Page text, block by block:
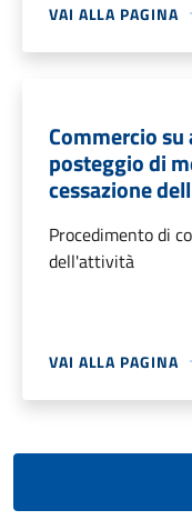
VAI ALLA PAGINA
Commercio
posteggio di
cessazione
Procedimento di
dell'attività
VAI ALLA PAGINA